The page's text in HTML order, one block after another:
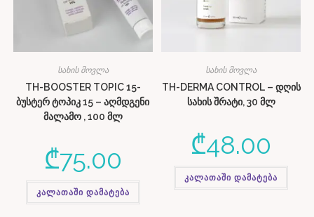
სახის მოვლა
TH-BOOSTER TOPIC 15-
ბუსტერ ტოპიკ 15 – აღმდგენი
მალამო , 100 მლ
₾75.00
კალათაში დამატება
სახის მოვლა
TH-DERMA CONTROL – დღის
სახის შრატი, 30 მლ
₾48.00
კალათაში დამატება